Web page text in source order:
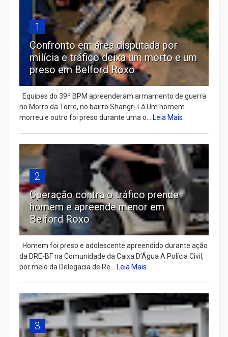
1
Confronto em área disputada por
milícia e tráfico deixa um morto e um
preso em Belford Roxo
Equipes do 39º BPM apreenderam armamento de guerra
no Morro da Torre, no bairro Shangri-Lá Um homem
morreu e outro foi preso durante uma o...
Leia Mais
2
Operação contra o tráfico prende
homem e apreende menor em
Belford Roxo
Homem foi preso e adolescente apreendido durante ação
da DRE-BF na Comunidade da Caixa D’Água A Polícia Civil,
por meio da Delegacia de Re...
Leia Mais
3